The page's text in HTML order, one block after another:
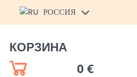
РОССИЯ
КОРЗИНА
0 €